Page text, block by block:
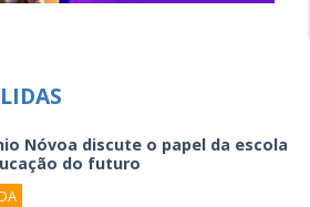
Nóvoa discute o papel da escola
do futuro